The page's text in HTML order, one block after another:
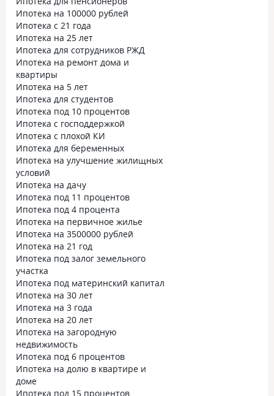
Ипотека на 100000 рублей
Ипотека с 21 года
Ипотека на 25 лет
Ипотека для сотрудников РЖД
Ипотека на ремонт дома и
квартиры
Ипотека на 5 лет
Ипотека для студентов
Ипотека под 10 процентов
Ипотека с господдержкой
Ипотека с плохой КИ
Ипотека для беременных
Ипотека на улучшение жилищных
условий
Ипотека на дачу
Ипотека под 11 процентов
Ипотека под 4 процента
Ипотека на первичное жилье
Ипотека на 3500000 рублей
Ипотека на 21 год
Ипотека под залог земельного
участка
Ипотека под материнский капитал
Ипотека на 30 лет
Ипотека на 3 года
Ипотека на 20 лет
Ипотека на загородную
недвижимость
Ипотека под 6 процентов
Ипотека на долю в квартире и
доме
Ипотека под 15 процентов